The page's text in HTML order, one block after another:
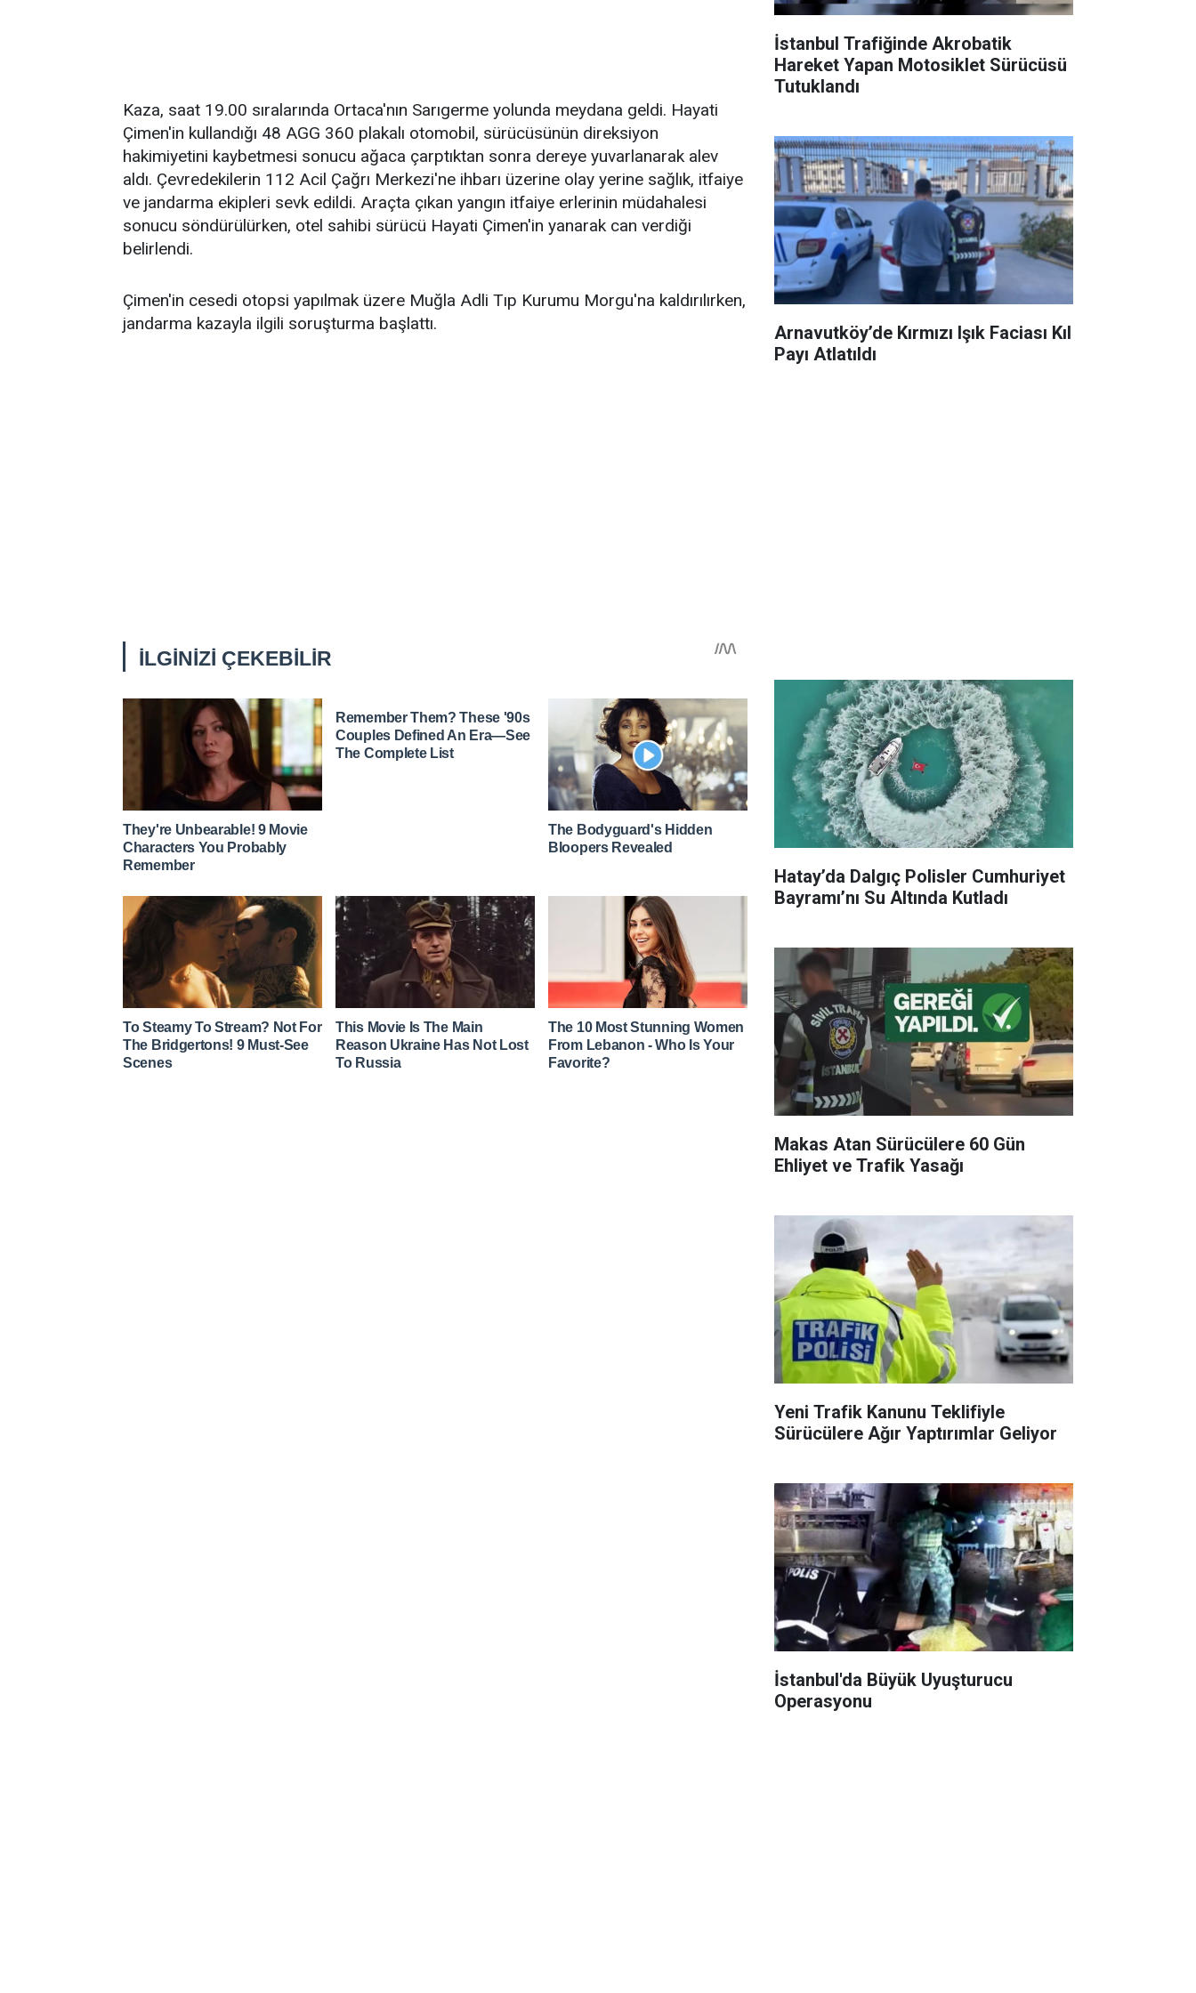
Kaza, saat 19.00 sıralarında Ortaca'nın Sarıgerme yolunda meydana geldi. Hayati
Çimen'in kullandığı 48 AGG 360 plakalı otomobil, sürücüsünün direksiyon
hakimiyetini kaybetmesi sonucu ağaca çarptıktan sonra dereye yuvarlanarak alev
aldı. Çevredekilerin 112 Acil Çağrı Merkezi'ne ihbarı üzerine olay yerine sağlık, itfaiye
ve jandarma ekipleri sevk edildi. Araçta çıkan yangın itfaiye erlerinin müdahalesi
sonucu söndürülürken, otel sahibi sürücü Hayati Çimen'in yanarak can verdiği
belirlendi.
Çimen'in cesedi otopsi yapılmak üzere Muğla Adli Tıp Kurumu Morgu'na kaldırılırken,
jandarma kazayla ilgili soruşturma başlattı.
İstanbul Trafiğinde Akrobatik
Hareket Yapan Motosiklet Sürücüsü
Tutuklandı
Arnavutköy’de Kırmızı Işık Faciası Kıl
Payı Atlatıldı
Hatay’da Dalgıç Polisler Cumhuriyet
Bayramı’nı Su Altında Kutladı
Makas Atan Sürücülere 60 Gün
Ehliyet ve Trafik Yasağı
Yeni Trafik Kanunu Teklifiyle
Sürücülere Ağır Yaptırımlar Geliyor
İstanbul'da Büyük Uyuşturucu
Operasyonu